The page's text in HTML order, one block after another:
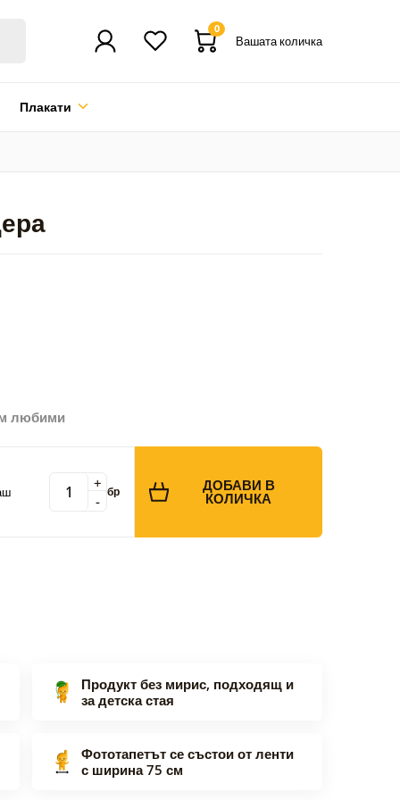
0
Вашата количка
Плакати
любими
-
+ бр ДОБАВИ В
КОЛИЧКА
Продукт без мирис, подходящ и
за детска стая
Фототапетът се състои от ленти
с ширина 75 см